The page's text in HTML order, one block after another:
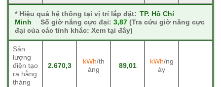
* Hiệu quả hệ thống tại vị trí lắp đặt: TP. Hồ Chí
Minh
Số giờ nắng cực đại: 3,87 (Tra cứu giờ năng cực
đại của các tỉnh khác: Xem tại đây)
Sản
lượng
điện tạo
ra hằng
tháng
2.670,3
kWh/th
áng
89,01
kWh/ng
ày